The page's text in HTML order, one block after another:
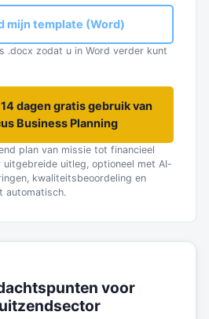
mijn template (Word)
.docx zodat u in Word verder kunt
dagen gratis gebruik van
Business Planning
plan van missie tot financieel
uitgebreide uitleg, optioneel met AI-
kwaliteitsbeoordeling en
automatisch.
voor